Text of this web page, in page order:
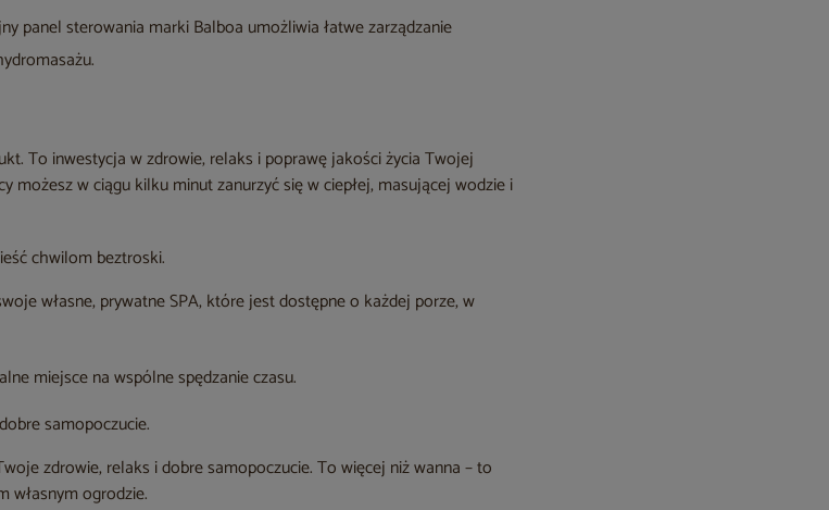
panel sterowania marki Balboa umożliwia łatwe zarządzanie
To inwestycja w zdrowie, relaks i poprawę jakości życia Twojej
możesz w ciągu kilku minut zanurzyć się w ciepłej, masującej wodzie i
chwilom beztroski.
własne, prywatne SPA, które jest dostępne o każdej porze, w
miejsce na wspólne spędzanie czasu.
samopoczucie.
zdrowie, relaks i dobre samopoczucie. To więcej niż wanna – to
własnym ogrodzie.